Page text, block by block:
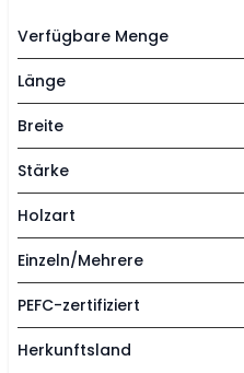
Verfügbare Menge
Länge
Breite
Stärke
Holzart
Einzeln/Mehrere
PEFC-zertifiziert
Herkunftsland